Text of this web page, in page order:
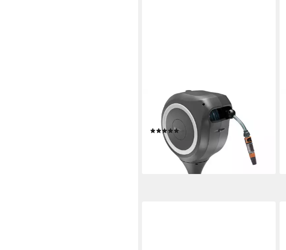
GARDENA
Gartenschlauch Terrassen-
Schlauchbox RollUp M, 20 m
(1)
ab 168,27 € UVP182,99 €
lieferbar - in 3-4 Werktagen bei dir